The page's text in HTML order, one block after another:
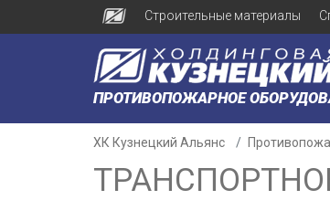
Строительные материалы
ПРОТИВОПОЖАРНОЕ
ХК Кузнецкий Альянс